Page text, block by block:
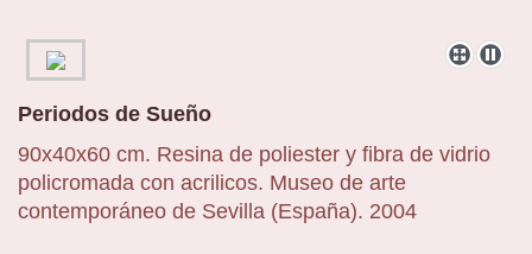
Periodos de Sueño
90x40x60 cm. Resina de poliester y fibra de vidrio
policromada con acrilicos. Museo de arte
contemporáneo de Sevilla (España). 2004